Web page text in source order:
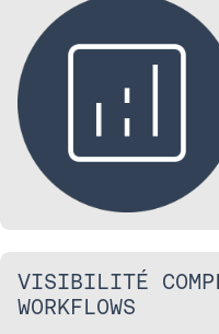
VISIBILITÉ
WORKFLOWS